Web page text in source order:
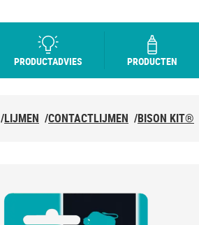
PRODUCTADVIES PRODUCTEN
/LIJMEN /CONTACTLIJMEN /BISON KIT®